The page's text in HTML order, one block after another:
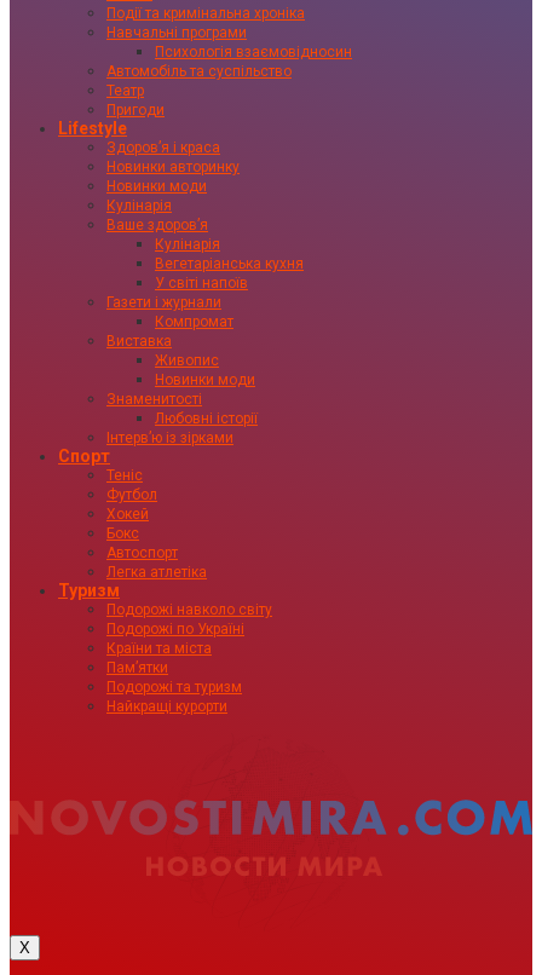
Події та кримінальна хроніка
Навчальні програми
Психологія взаємовідносин
Автомобіль та суспільство
Театр
Пригоди
Lifestyle
Здоровʼя і краса
Новинки авторинку
Новинки моди
Кулінарія
Ваше здоровʼя
Кулінарія
Вегетаріанська кухня
У світі напоїв
Газети і журнали
Компромат
Виставка
Живопис
Новинки моди
Знаменитості
Любовні історії
Інтервʼю із зірками
Спорт
Теніс
Футбол
Хокей
Бокс
Автоспорт
Легка атлетіка
Туризм
Подорожі навколо світу
Подорожі по Україні
Країни та міста
Пам’ятки
Подорожі та туризм
Найкращі курорти
X